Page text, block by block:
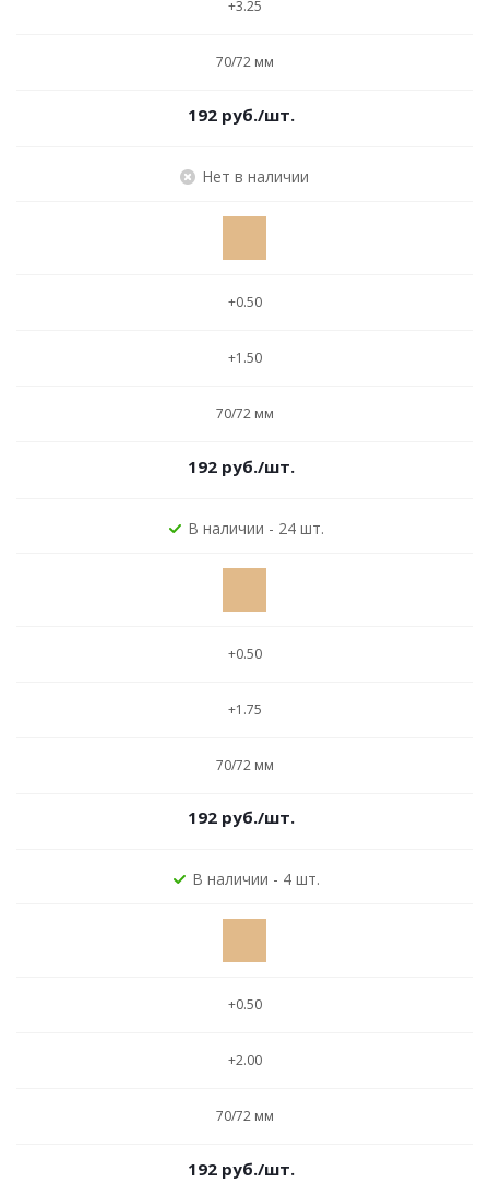
+3.25
70/72 мм
192руб./шт.
Нет в наличии
+0.50
+1.50
70/72 мм
192руб./шт.
В наличии - 24 шт.
+0.50
+1.75
70/72 мм
192руб./шт.
В наличии - 4 шт.
+0.50
+2.00
70/72 мм
192руб./шт.